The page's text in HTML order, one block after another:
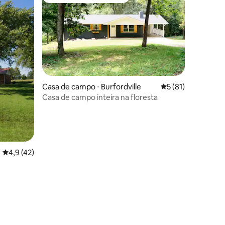
4,9 de uma avaliação média de 5, 42 avaliações
4,9 (42)
Casa de campo ⋅ Burfordville 5 de uma
5 (81)
Casa de campo inteira na floresta